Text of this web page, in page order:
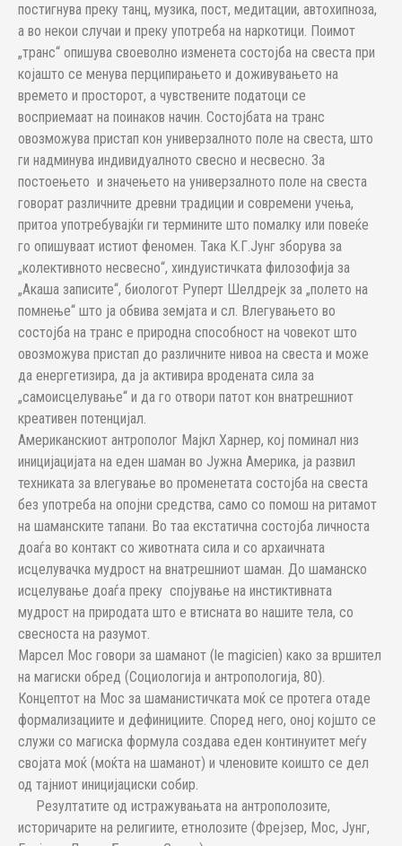
постигнува преку танц, музика, пост, медитации, автохипноза,
а во некои случаи и преку употреба на наркотици. Поимот
„транс“ опишува своеволно изменета состојба на свеста при
којашто се менува перципирањето и доживувањето на
времето и просторот, а чувствените податоци се
восприемаат на поинаков начин. Состојбата на транс
овозможува пристап кон универзалното поле на свеста, што
ги надминува индивидуалното свесно и несвесно. За
постоењето и значењето на универзалното поле на свеста
говорат различните древни традиции и современи учења,
притоа употребувајќи ги термините што помалку или повеќе
го опишуваат истиот феномен. Така К.Г.Јунг зборува за
„колективното несвесно“, хиндуистичката филозофија за
„Акаша записите“, биологот Руперт Шелдрејк за „полето на
помнење“ што ја обвива земјата и сл. Влегувањето во
состојба на транс е природна способност на човекот што
овозможува пристап до различните нивоа на свеста и може
да енергетизира, да ја активира вродената сила за
„самоисцелување“ и да го отвори патот кон внатрешниот
креативен потенцијал.
Американскиот антрополог Мајкл Харнер, кој поминал низ
иницијацијата на еден шаман во Јужна Америка, ја развил
техниката за влегување во променетата состојба на свеста
без употреба на опојни средства, само со помош на ритамот
на шаманските тапани. Во таа екстатична состојба личноста
доаѓа во контакт со животната сила и со архаичната
исцелувачка мудрост на внатрешниот шаман. До шаманско
исцелување доаѓа преку спојување на инстиктивната
мудрост на природата што е втисната во нашите тела, со
свесноста на разумот.
Марсел Мос говори за шаманот (le magicien) како за вршител
на магиски обред (Социологија и антропологија, 80).
Концептот на Мос за шаманистичката моќ се протега отаде
формализациите и дефинициите. Според него, оној којшто се
служи со магиска формула создава еден континуитет меѓу
својата моќ (моќта на шаманот) и членовите коишто се дел
од тајниот иницијациски собир.
Резултатите од истражувањата на антрополозите,
историчарите на религиите, етнолозите (Фрејзер, Мос, Јунг,